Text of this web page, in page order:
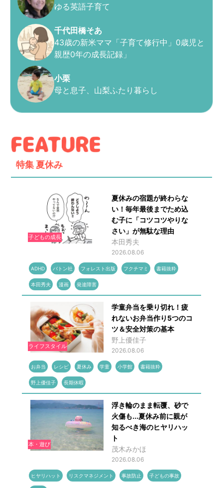
ゆる英語子育て
千代田橋そあ
43歳の新米ママ「子育て修行中」0歳児と
親歴0年の成長記録」
小栗
母と息子、山梨ふたり暮らし
特集 夏休み
子どもの成長
夏休みの宿題が終わらな
い！毎年最後までため込
む子に「コツコツやりな
さい」が無駄な理由
本田秀夫
2026.08.06
ADHD バトン社 フォレスト出版 フクチマミ 書籍抜粋
本田秀夫 漫画 発達障害
ライフスタイル
学童弁当を乗り切れ！疲
れないお弁当作り5つのコ
ツ＆安全対策の基本
野上優佳子
2026.08.06
お弁当 レシピ 夏休み 学童 小学館 書籍抜粋
野上優佳子 長期休暇
本・遊び
浮き輪のまま転覆、砂で
火傷も...夏休み前に親が
知るべき海のヒヤリハッ
ト
茂木みかほ
2026.08.06
ヒヤリハット リスクマネジメント 事故防止 子どもの事故